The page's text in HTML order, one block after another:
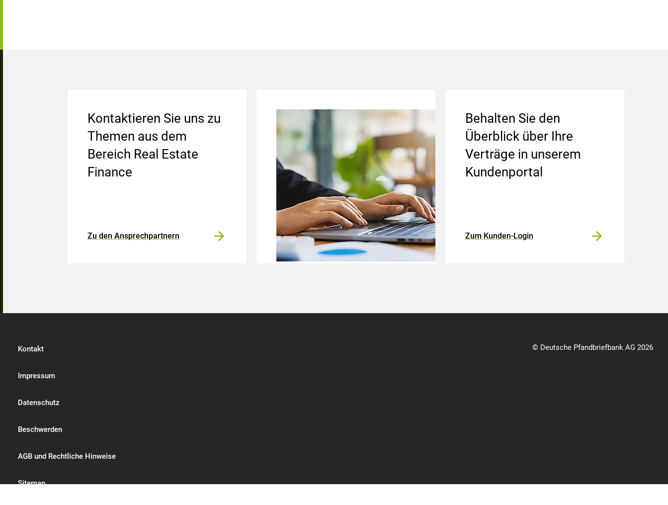
Kontaktieren Sie uns zu
Themen aus dem
Bereich Real Estate
Finance
Zu den Ansprechpartnern
Behalten Sie den
Überblick über Ihre
Verträge in unserem
Kundenportal
Zum Kunden-Login
Kontakt
Impressum
Datenschutz
Beschwerden
AGB und Rechtliche Hinweise
Sitemap
© Deutsche Pfandbriefbank AG 2026